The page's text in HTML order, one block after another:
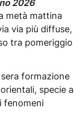
2026
metà mattina
via più diffuse,
tra pomeriggio
formazione
specie a
fenomeni